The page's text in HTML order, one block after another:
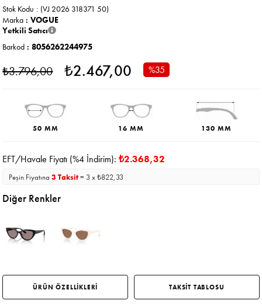
(VJ 2026 318371 50)
Stok Kodu
Marka : VOGUE
Yetkili Satıcı
Barkod : 8056262244975
₺3.796,00 ₺2.467,00 %35
50 MM 16 MM 130 MM
EFT/Havale Fiyatı (%4 İndirim):₺2.368,32
Peşin Fiyatına3 Taksit= 3 x ₺822,33
Diğer Renkler
ÜRÜN ÖZELLİKLERİ TAKSİT TABLOSU